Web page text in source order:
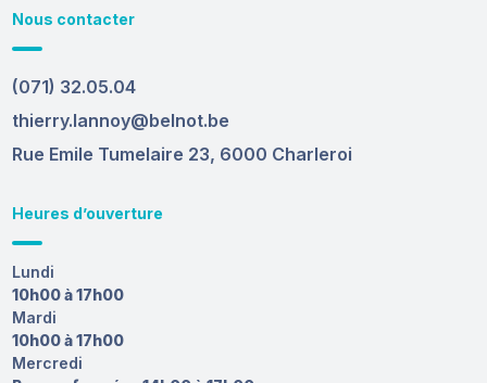
Nous contacter
(071) 32.05.04
thierry.lannoy@belnot.be
Rue Emile Tumelaire 23, 6000 Charleroi
Heures d’ouverture
Lundi
10h00 à 17h00
Mardi
10h00 à 17h00
Mercredi